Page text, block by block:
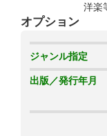
洋楽
オプション
ジャンル指定
出版／発行年月